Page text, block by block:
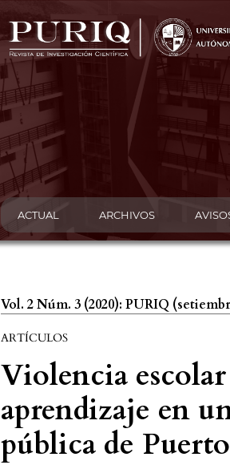
ACTUAL ARCHIVOS
Vol. 2 Núm. 3 (2020): PURIQ
ARTÍCULOS
Violencia
aprendizaje en
pública de